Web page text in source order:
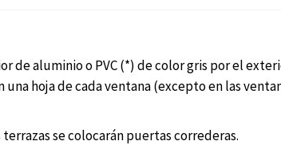
de aluminio o PVC (*) de color gris por el
hoja de cada ventana (excepto en las
terrazas se colocarán puertas correderas.